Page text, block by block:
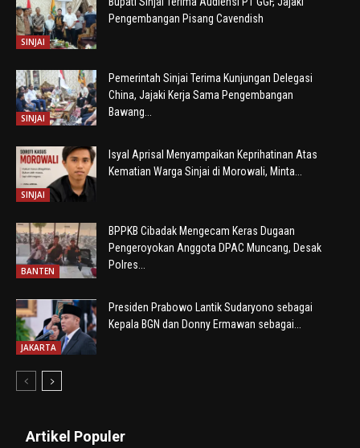
SINJAI
Pengembangan Pisang Cavendish
SINJAI
Pemerintah Sinjai Terima Kunjungan Delegasi
China, Jajaki Kerja Sama Pengembangan
Bawang...
SINJAI
Isyal Aprisal Menyampaikan Keprihatinan Atas
Kematian Warga Sinjai di Morowali, Minta...
BANTEN
BPPKB Cibadak Mengecam Keras Dugaan
Pengeroyokan Anggota DPAC Muncang, Desak
Polres...
JAKARTA
Presiden Prabowo Lantik Sudaryono sebagai
Kepala BGN dan Donny Ermawan sebagai...
Artikel Populer